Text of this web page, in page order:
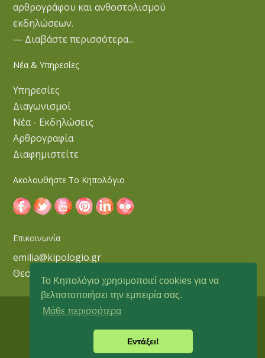
Το Κηπολόγιο χρησιμοποιεί cookies για να
βελτιστοποιήσει την εμπειρία σας.
Μάθε περισσότερα
Εντάξει!
αρθρογράφου και ανθοστολισμού
εκδηλώσεων.
— Διαβάστε περισσότερα...
Νέα & Υπηρεσίες
Υπηρεσίες
Διαγωνισμοί
Νέα - Εκδηλώσεις
Αρθρογραφία
Διαφημιστείτε
Ακολουθήστε Το Κηπολόγιο
Επικοινωνία
emilia@kipologio.gr
Θεσσαλονίκη
Copyright © 2018 Κηπολόγιο